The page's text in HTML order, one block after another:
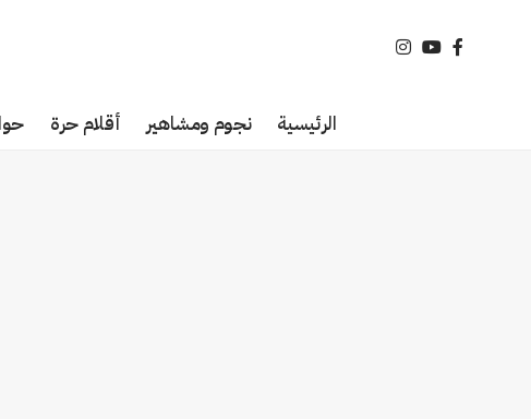
الرئيسية نجوم ومشاهير أقلام حرة